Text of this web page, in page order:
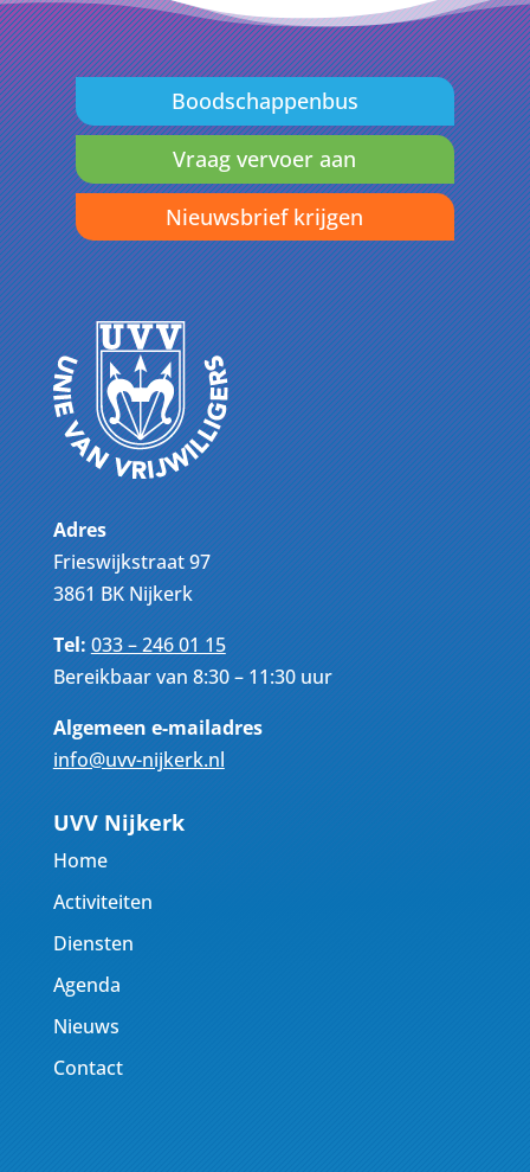
Boodschappenbus
Vraag vervoer aan
Nieuwsbrief krijgen
Adres
Frieswijkstraat 97
3861 BK Nijkerk
Tel:033 – 246 01 15
Bereikbaar van 8:30 – 11:30 uur
Algemeen e-mailadres
info@uvv-nijkerk.nl
UVV Nijkerk
Home
Activiteiten
Diensten
Agenda
Nieuws
Contact